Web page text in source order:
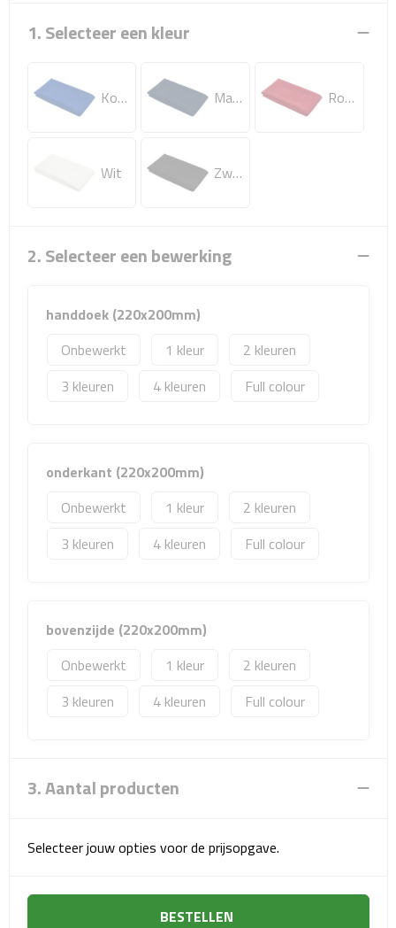
Toilettassen
Rugzakken
Rugzakken
Sport- & Recreatietassen
Fietstassen
Strandtassen
Picknick rugtassen
Lunchtassen
Matrozentassen
Bagageweegschalen
Bagageriemen
1. Selecteer een kleur
Koningsblauw Marineblauw Rood
Wit Zwart
2. Selecteer een bewerking
handdoek (220x200mm)
Onbewerkt
1
2
3
4 Full colour
onderkant (220x200mm)
Onbewerkt
1
2
3
4 Full colour
bovenzijde (220x200mm)
Onbewerkt
1
2
3
4 Full colour
3. Aantal producten
Selecteer jouw opties voor de prijsopgave.
BESTELLEN